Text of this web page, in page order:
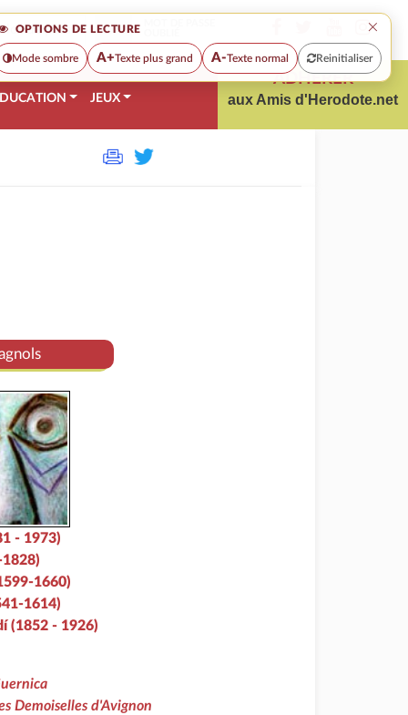
OPTIONS DE LECTURE ×
Mode sombre A+Texte plus grand A-Texte normal Reinitialiser
JEUX
ADHÉRER
aux Amis d'Herodote.net
- 1973)
1660)
1614)
(1852 - 1926)
Demoiselles d'Avignon